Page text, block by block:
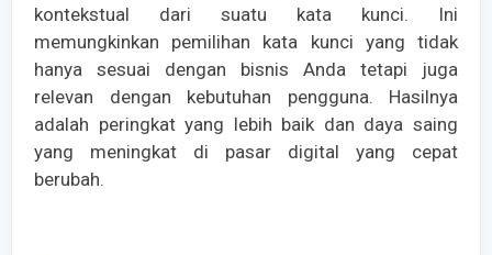
kontekstual dari suatu kata kunci. Ini
memungkinkan pemilihan kata kunci yang tidak
hanya sesuai dengan bisnis Anda tetapi juga
relevan dengan kebutuhan pengguna. Hasilnya
adalah peringkat yang lebih baik dan daya saing
yang meningkat di pasar digital yang cepat
berubah.